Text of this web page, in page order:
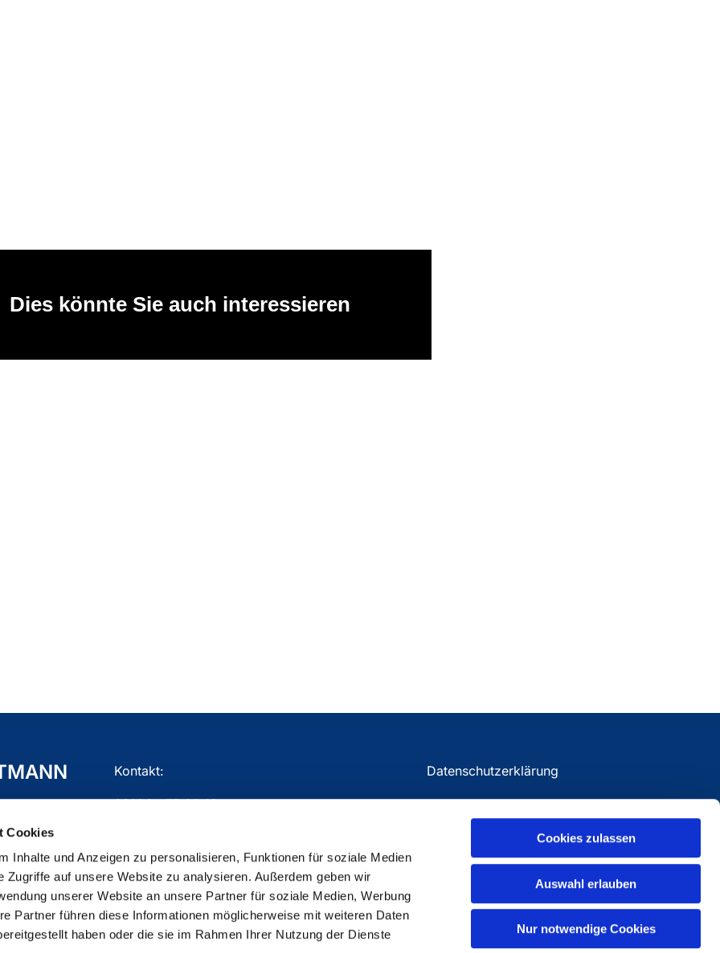
Cookies
Inhalte und Anzeigen zu personalisieren, Funktionen für soziale Medien
Zugriffe auf unsere Website zu analysieren. Außerdem geben wir
unserer Website an unsere Partner für soziale Medien, Werbung
Partner führen diese Informationen möglicherweise mit weiteren Daten
haben oder die sie im Rahmen Ihrer Nutzung der Dienste
Cookies zulassen
Auswahl erlauben
Nur notwendige Cookies
Dies könnte Sie auch interessieren
Kontakt:
02104 - 77 03 10
Datenschutzerklärung
Impressum
ChurchDesk-Login